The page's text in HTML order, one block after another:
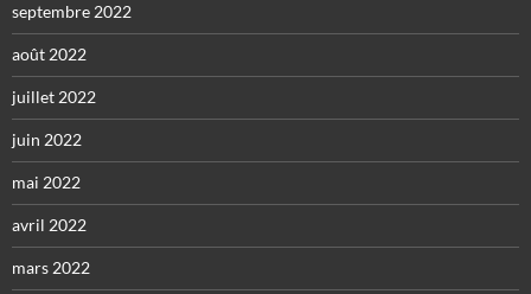
septembre 2022
août 2022
juillet 2022
juin 2022
mai 2022
avril 2022
mars 2022